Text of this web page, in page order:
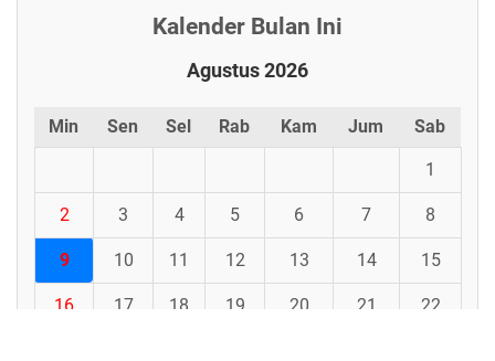
Kalender Bulan Ini
Agustus 2026
Min Sen Sel Rab Kam Jum Sab
1
2 3 4 5 6 7 8
9 10 11 12 13 14 15
16 17 18 19 20 21 22